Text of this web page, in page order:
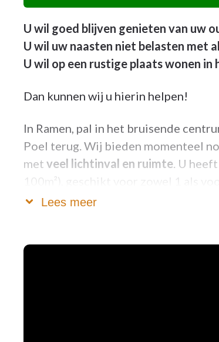
U wil goed blijven genieten van uw
U wil uw naasten niet belasten met
U wil op een rustige plaats wonen in
Dan kunnen wij u hierin helpen!
In Ramen, pal in het bruisende
Poel terug. Wij bieden momenteel
met veel lichtinval en ruimte. U
100m²), geschikt voor zowel 1 als
te huren voor maximaal 6 maanden.
Onze troeven zijn voornamelijk de
Lees meer